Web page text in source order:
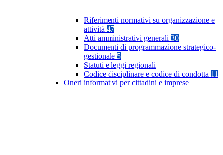
Riferimenti normativi su organizzazione e
attività 47
Atti amministrativi generali 30
Documenti di programmazione strategico-
gestionale 5
Statuti e leggi regionali
Codice disciplinare e codice di condotta 11
Oneri informativi per cittadini e imprese